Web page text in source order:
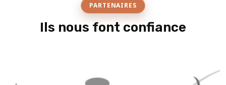
PARTENAIRES
Ils nous font confiance